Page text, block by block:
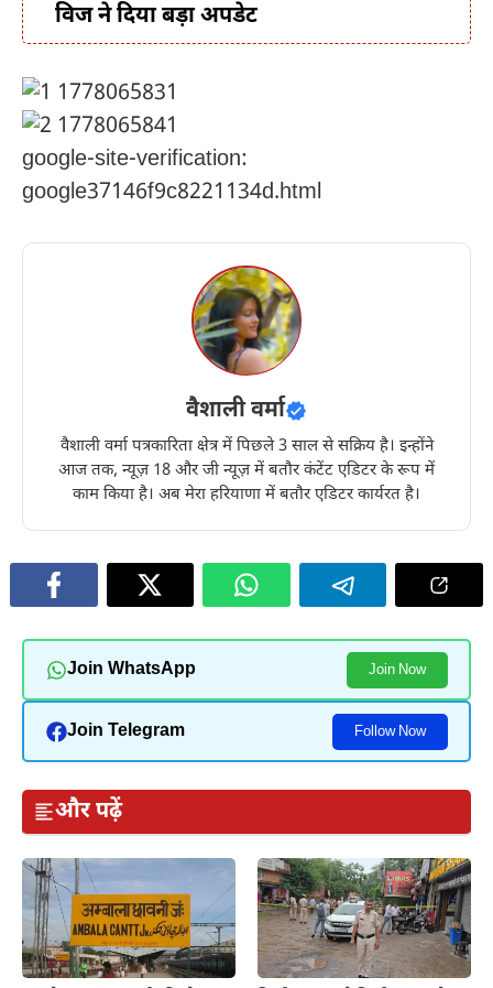
विज ने दिया बड़ा अपडेट
google-site-verification:
google37146f9c8221134d.html
वैशाली वर्मा
वैशाली वर्मा पत्रकारिता क्षेत्र में पिछले 3 साल से सक्रिय है। इन्होंने
आज तक, न्यूज़ 18 और जी न्यूज़ में बतौर कंटेंट एडिटर के रूप में
काम किया है। अब मेरा हरियाणा में बतौर एडिटर कार्यरत है।
Join WhatsApp Join Now
Join Telegram Follow Now
और पढ़ें